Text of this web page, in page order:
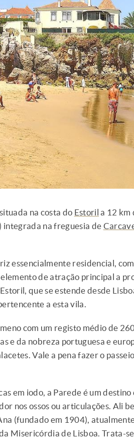
na costa do Estoril a 12 km
integrada na freguesia de
essencialmente residencial,
de atração principal a
que se estende desde
a esta vila.
com um registo médio de
e da nobreza portuguesa e
Vale a pena fazer o
em iodo, a Parede é um
nos ossos ou articulações. Ali
(fundado em 1904),
Misericórdia de Lisboa. Trata-